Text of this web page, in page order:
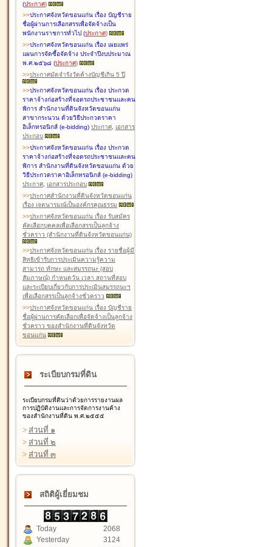
(ประกาศ)
>>ประกาศจังหวัดขอนแก่น เรื่อง บัญชีราย
ชื่อผู้ผ่านการเลือกสรรเพื่อจัดจ้างเป็น
พนักงานราชการทั่วไป (ประกาศ)
>>ประกาศจังหวัดขอนแก่น เรื่อง เผยแพร่
แผนการจัดซื้อจัดจ้าง ประจำปีงบประมาณ
พ.ศ.๒๕๖๘ (ประกาศ)
>>ประกาศมัดจำรังวัดค้างบัญชีเกิน 5 ปี
>>ประกาศจังหวัดขอนแก่น เรื่อง ประกวด
ราคาจ้างก่อสร้างที่จอดรถประชาชนและคน
พิการ สำนักงานที่ดินจังหวัดขอนแก่น
สาขากระนวน ด้วยวิธีประกวดราคา
อิเล็กทรอนิกส์ (e-bidding) ประกาศ, เอกสาร
ประกอบ
>>ประกาศจังหวัดขอนแก่น เรื่อง ประกวด
ราคาจ้างก่อสร้างที่จอดรถประชาชนและคน
พิการ สำนักงานที่ดินจังหวัดขอนแก่น ด้วย
วิธีประกวดราคาอิเล็กทรอนิกส์ (e-bidding)
ประกาศ, เอกสารประกอบ
>>ประกาศสำนักงานที่ดินจังหวัดขอนแก่น
เรื่อง เจตนารมณ์เป็นองค์กรคุณธรรม
>>ประกาศจังหวัดขอนแก่น เรื่อง รับสมัคร
คัดเลือกบุคคลเพื่อเลือกสรรเป็นลูกจ้าง
ชั่วคราว (สำนักงานที่ดินจังหวัดขอนแก่น)
>>ประกาศจังหวัดขอนแก่น เรื่อง รายชื่อผู้มี
สิทธิเข้ารับการประเมินความรู้ความ
สามารถ ทักษะ และสมรรถนะ (สอบ
สัมภาษณ์) กำหนดวัน เวลา สถานที่สอบ
และระเบียบเกี่ยวกับการประเมินสมรรถนะฯ
เพื่อเลือกสรรเป็นลูกจ้างชั่วคราว
>>ประกาศจังหวัดขอนแก่น เรื่อง บัญชีราย
ชื่อผู้ผ่านการคัดเลือกเพื่อจัดจ้างเป็นลูกจ้าง
ชั่วคราว ของสำนักงานที่ดินจังหวัด
ขอนแก่น
ระเบียบกรมที่ดิน
ระเบียบกรมที่ดินว่าด้วยการรายงานผล
การปฏิบัติงานและการจัดการงานค้าง
ของสำนักงานที่ดิน พ.ศ.๒๕๕๕
> ส่วนที่ ๑
> ส่วนที่ ๒
> ส่วนที่ ๓
สถิติผู้เยี่ยมชม
Today
2068
Yesterday
3124